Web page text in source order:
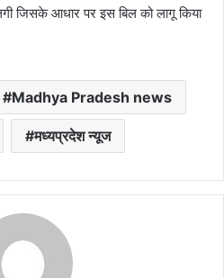
जिसके आधार पर इस बिल को लागू किया
Madhya Pradesh news
मध्यप्रदेश न्यूज